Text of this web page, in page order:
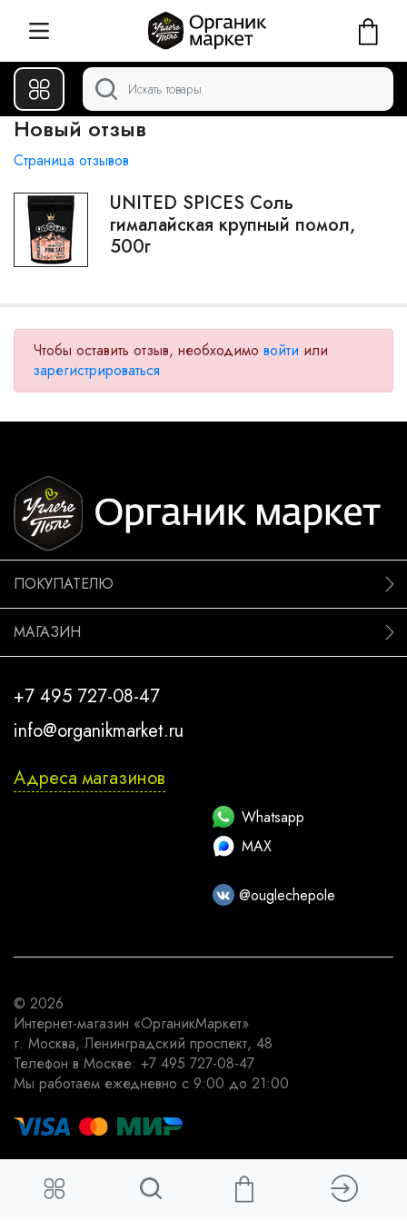
Новый отзыв
Страница отзывов
UNITED SPICES Соль
гималайская крупный помол,
500г
Чтобы оставить отзыв, необходимо войти или
зарегистрироваться
ПОКУПАТЕЛЮ
МАГАЗИН
+7 495 727-08-47
info@organikmarket.ru
Адреса магазинов
Whatsapp
MAX
@ouglechepole
© 2026
Интернет-магазин «ОрганикМаркет»
г. Москва, Ленинградский проспект, 48
Телефон в Москве: +7 495 727-08-47
Мы работаем ежедневно с 9:00 до 21:00